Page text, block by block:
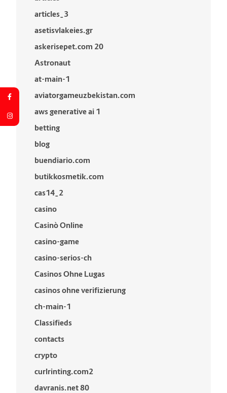
articles_3
asetisvlakeies.gr
askerisepet.com 20
Astronaut
at-main-1
aviatorgameuzbekistan.com
aws generative ai 1
betting
blog
buendiario.com
butikkosmetik.com
cas14_2
casino
Casinò Online
casino-game
casino-serios-ch
Casinos Ohne Lugas
casinos ohne verifizierung
ch-main-1
Classifieds
contacts
crypto
curlrinting.com2
davranis.net 80